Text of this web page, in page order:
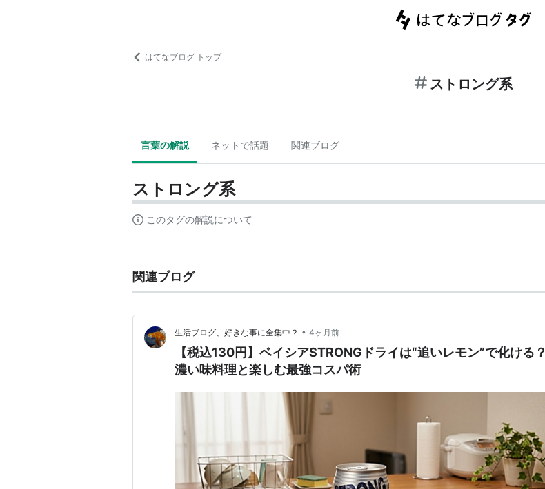
はてなブログ トップ
ストロング系
言葉の解説 ネットで話題 関連ブログ
ストロング系
このタグの解説について
関連ブログ
生活ブログ、好きな事に全集中？ • 4ヶ月前
【税込130円】ベイシアSTRONGドライは“追いレモン”で化ける？
濃い味料理と楽しむ最強コスパ術